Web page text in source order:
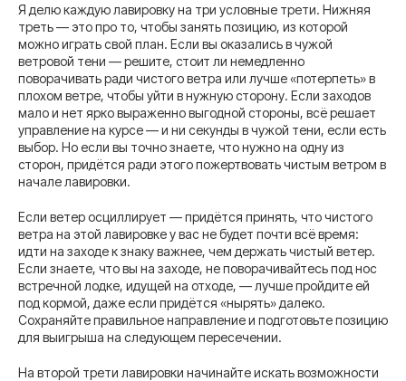
Я делю каждую лавировку на три условные трети. Нижняя
треть — это про то, чтобы занять позицию, из которой
можно играть свой план. Если вы оказались в чужой
ветровой тени — решите, стоит ли немедленно
поворачивать ради чистого ветра или лучше «потерпеть» в
плохом ветре, чтобы уйти в нужную сторону. Если заходов
мало и нет ярко выраженно выгодной стороны, всё решает
управление на курсе — и ни секунды в чужой тени, если есть
выбор. Но если вы точно знаете, что нужно на одну из
сторон, придётся ради этого пожертвовать чистым ветром в
начале лавировки.
Если ветер осциллирует — придётся принять, что чистого
ветра на этой лавировке у вас не будет почти всё время:
идти на заходе к знаку важнее, чем держать чистый ветер.
Если знаете, что вы на заходе, не поворачивайтесь под нос
встречной лодке, идущей на отходе, — лучше пройдите ей
под кормой, даже если придётся «нырять» далеко.
Сохраняйте правильное направление и подготовьте позицию
для выигрыша на следующем пересечении.
На второй трети лавировки начинайте искать возможности